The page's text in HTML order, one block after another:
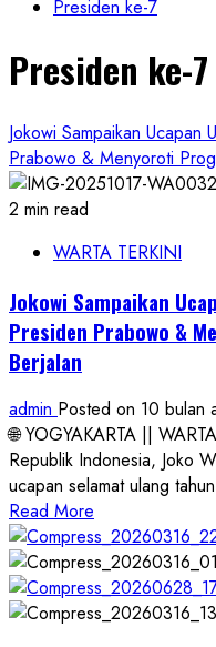
Presiden ke-7
Presiden ke-7
Jokowi Sampaikan Ucapan
Prabowo & Menyoroti
2 min read
WARTA TERKINI
Jokowi Sampaikan
Presiden Prabowo &
Berjalan
admin Posted on 10 bulan
🌐 YOGYAKARTA ||
Republik Indonesia, Joko
ucapan selamat ulang
Read More
more
about
Jokowi
Sampaikan